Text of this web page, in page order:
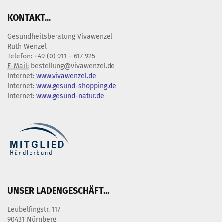
KONTAKT...
Gesundheitsberatung Vivawenzel
Ruth Wenzel
Telefon: +49 (0) 911 - 617 925
E-Mail: bestellung@vivawenzel.de
Internet: www.vivawenzel.de
Internet: www.gesund-shopping.de
Internet: www.gesund-natur.de
UNSER LADENGESCHÄFT...
Leubelfingstr. 117
90431 Nürnberg